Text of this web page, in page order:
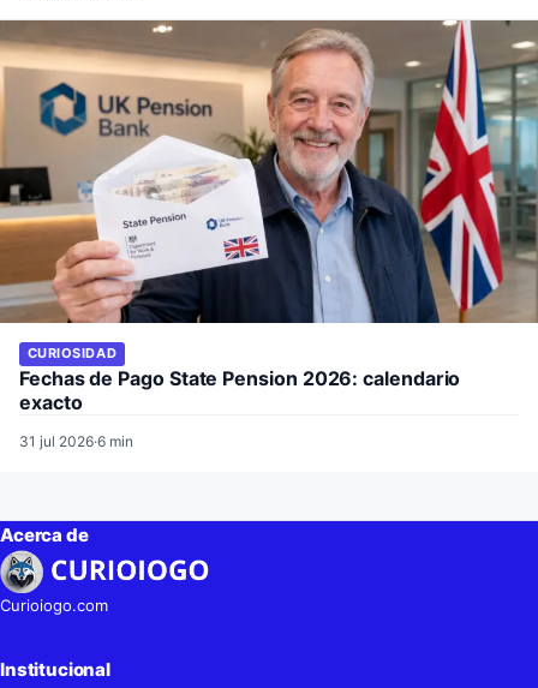
CURIOSIDAD
Fechas de Pago State Pension 2026: calendario
exacto
31 jul 2026·6 min
Acerca de
Curioiogo.com
Institucional